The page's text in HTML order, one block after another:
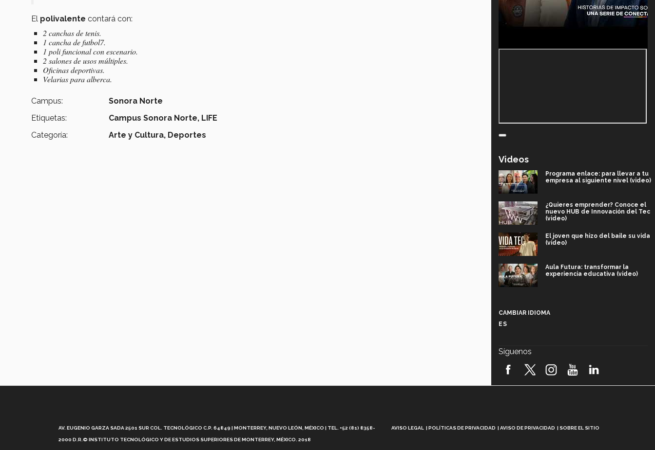
El polivalente contará con:
2 canchas de tenis.
1 cancha de futbol7.
1 poli funcional con escenario.
2 salones de usos múltiples.
Oficinas deportivas.
Velarias para alberca.
Campus:
Sonora Norte
Etiquetas:
Campus Sonora Norte, LIFE
Categoría:
Arte y Cultura, Deportes
Videos
Programa enlace: para llevar a tu
empresa al siguiente nivel (video)
¿Quieres emprender? Conoce el
nuevo HUB de Innovación del Tec
(video)
El joven que hizo del baile su vida
(video)
Aula Futura: transformar la
experiencia educativa (video)
robótica FIRST 2026! (video)
Tec? (video)
CAMBIAR IDIOMA
ES
Síguenos
AV. EUGENIO GARZA SADA 2501 SUR COL. TECNOLÓGICO C.P. 64849 | MONTERREY, NUEVO LEÓN, MÉXICO | TEL. +52 (81) 8358-
2000 D.R.© INSTITUTO TECNOLÓGICO Y DE ESTUDIOS SUPERIORES DE MONTERREY, MÉXICO. 2018
AVISO LEGAL POLÍTICAS DE PRIVACIDAD AVISO DE PRIVACIDAD SOBRE EL SITIO